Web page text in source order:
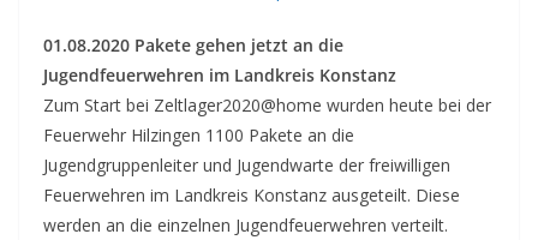
01.08.2020 Pakete gehen jetzt an die
Jugendfeuerwehren im Landkreis Konstanz
Zum Start bei Zeltlager2020@home wurden heute bei der
Feuerwehr Hilzingen 1100 Pakete an die
Jugendgruppenleiter und Jugendwarte der freiwilligen
Feuerwehren im Landkreis Konstanz ausgeteilt. Diese
werden an die einzelnen Jugendfeuerwehren verteilt.